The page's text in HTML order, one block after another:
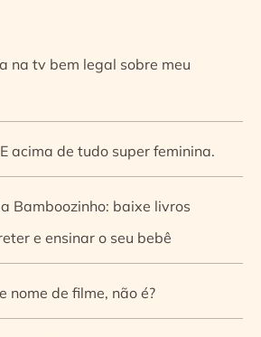
na tv bem legal sobre meu
acima de tudo super feminina.
Bamboozinho: baixe livros
e ensinar o seu bebê
nome de filme, não é?